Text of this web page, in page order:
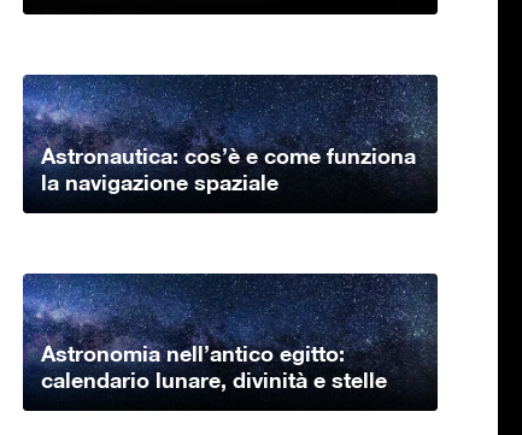
Astronautica: cos’è e come funziona
la navigazione spaziale
Astronomia nell’antico egitto:
calendario lunare, divinità e stelle